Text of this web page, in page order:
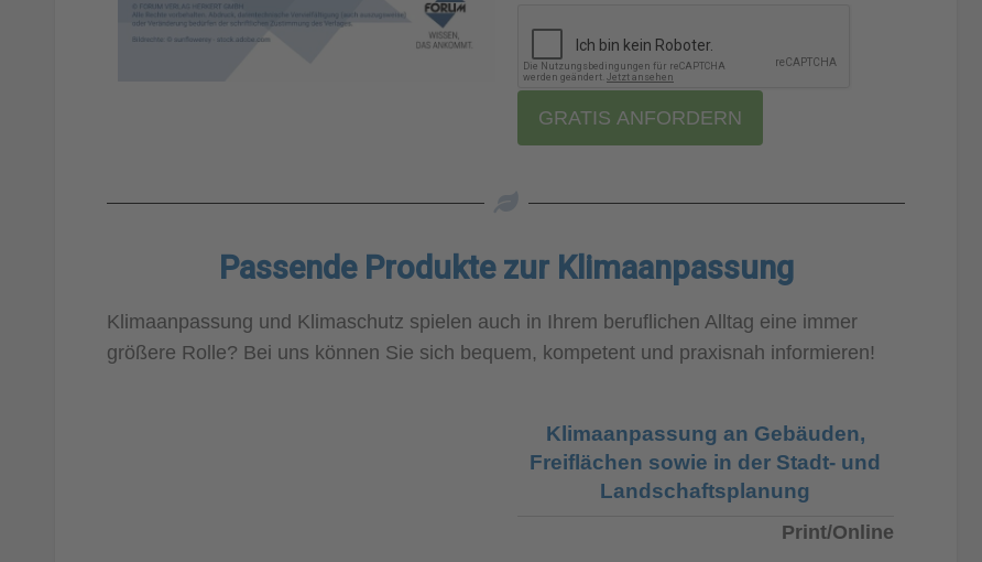
GRATIS ANFORDERN
Passende Produkte zur Klimaanpassung
Klimaanpassung und Klimaschutz spielen auch in Ihrem beruflichen Alltag eine immer
größere Rolle? Bei uns können Sie sich bequem, kompetent und praxisnah informieren!
Klimaanpassung an Gebäuden,
Freiflächen sowie in der Stadt- und
Landschaftsplanung
Print/Online